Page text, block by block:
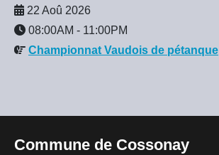
22 Aoû 2026
08:00AM - 11:00PM
Championnat Vaudois de pétanque
Commune de Cossonay